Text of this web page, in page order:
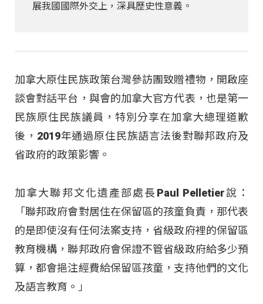
展我國國際外交上，深具歷史性意義。
加拿大原住民族政策台灣參訪團致贈禮物，開啟座
談會對話平台，與會的加拿大官方代表，也是第一
民族原住民族議員，特別分享在加拿大總理道歉
後，2019年通過原住民族語言法後對聯邦政府及
省政府的政策影響。
加拿大聯邦文化遺產部處長Paul Pelletier說：
「聯邦政府會對居住在保留區的孩童負責，那代表
的是即使沒有任何法案支持，省級政府裡的保留區
教育機構，聯邦政府會保證不管省級政府給多少預
算，都會挹注經費給保留區孩童，支持他們的文化
及語言教育。」